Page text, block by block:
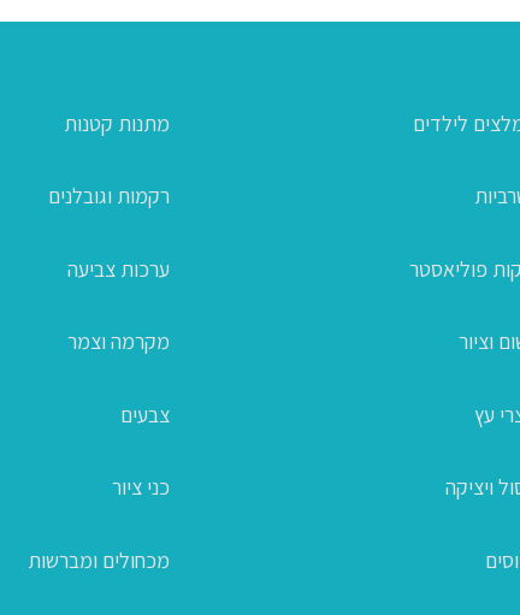
לילדים
פוליאסטר
וציור
עץ
ויציקה
מתנות קטנות
רקמות וגובלנים
ערכות צביעה
מקרמה וצמר
צבעים
כני ציור
מכחולים ומברשות